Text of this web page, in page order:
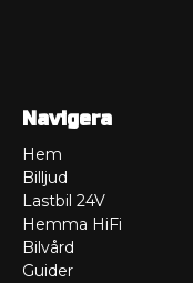
Navigera
Hem
Billjud
Lastbil 24V
Hemma HiFi
Bilvård
Guider